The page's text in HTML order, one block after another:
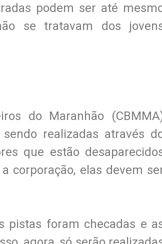
podem ser até
se tratavam dos
do Maranhão
realizadas através
que estão
corporação, elas devem
pistas foram checadas e